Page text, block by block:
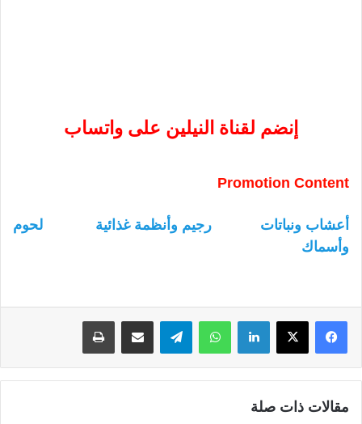
إنضم لقناة النيلين على واتساب
Promotion Content
أعشاب ونباتات رجيم وأنظمة غذائية
لحوم
وأسماك
لينكدإن واتساب
مقالات ذات صلة